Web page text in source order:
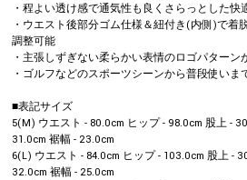
・程よい透け感で通気性も良くさらっとした快
・ウエスト後部分ゴム仕様＆紐付き(内側)で着
調整可能
・主張しずぎない柔らかい表情のロゴパターン
・ゴルフなどのスポーツシーンから普段使いま
■表記サイズ
5(M) ウエスト - 80.0cm ヒップ - 98.0cm 股上 -
31.0cm 裾幅 - 23.0cm
6(L) ウエスト - 84.0cm ヒップ - 103.0cm 股上 -
32.0cm 裾幅 - 25.0cm